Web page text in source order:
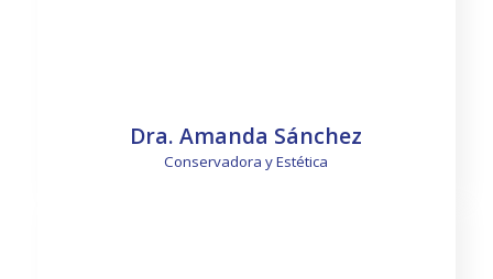
Dra. Amanda Sánchez
Conservadora y Estética